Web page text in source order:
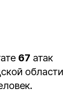
67 атак
области